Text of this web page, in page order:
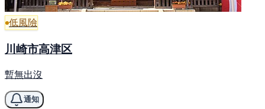
低風險
川崎市高津区
暫無出沒
通知